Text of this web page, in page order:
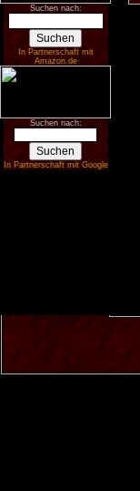
Suchen nach:
In Partnerschaft mit
Amazon.de
Suchen nach:
In Partnerschaft mit Google